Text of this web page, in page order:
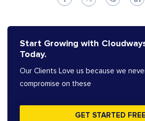
Start Growing with
Today.
Our Clients Love us because we
compromise on these
GET STARTED FREE